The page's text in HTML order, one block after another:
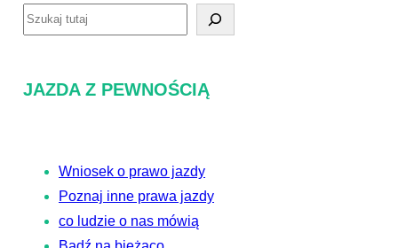
S
k
JAZDA Z PEWNOŚCIĄ
Wniosek o prawo jazdy
Poznaj inne prawa jazdy
co ludzie o nas mówią